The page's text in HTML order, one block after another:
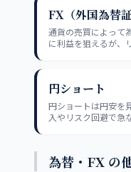
FX（外国為替
通貨の売買によって
に利益を狙えるが、
円ショート
円ショートは円安を
入やリスク回避で急
為替・FX の